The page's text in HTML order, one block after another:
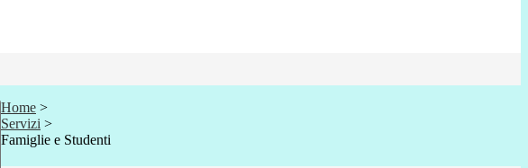
Home >
Servizi >
Famiglie e Studenti